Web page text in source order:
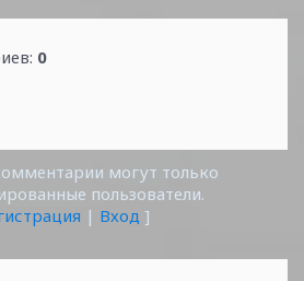
: 0
могут только
пользователи.
| Вход ]